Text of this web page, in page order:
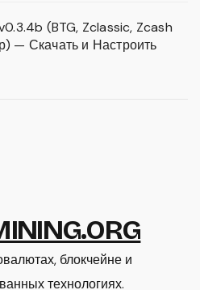
(BTG, Zclassic, Zcash
— Скачать и Настроить
блокчейне и
технологиях.